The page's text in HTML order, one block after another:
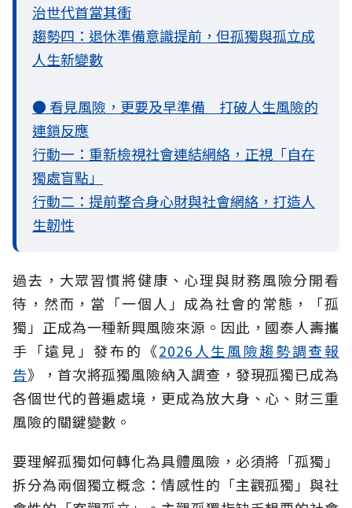
治世代首當其衝
趨勢四：退休準備意識提前，但孤獨與孤立成
人生新變數
● 看見風險，更要及早準備 打破人生風險的
連鎖反應
行動一：重新檢視社會連結網絡，正視「自在
獨處盲點」
行動二：提前整合身心財與社會網絡，打造人
生韌性
過去，大眾習慣將健康、心理與財務風險分開看
待，然而，當「一個人」成為社會的常態，「孤
獨」正成為一種新興風險來源。因此，國泰人壽攜
手「遠見」發布的《2026人生風險趨勢調查報
告》，首次將孤獨風險納入調查，發現孤獨已成為
各個世代的普遍處境，更成為放大身、心、財三重
風險的關鍵變數。
要理解孤獨如何轉化為具體風險，必須將「孤獨」
拆分為兩個獨立概念：情感性的「主觀孤獨」與社